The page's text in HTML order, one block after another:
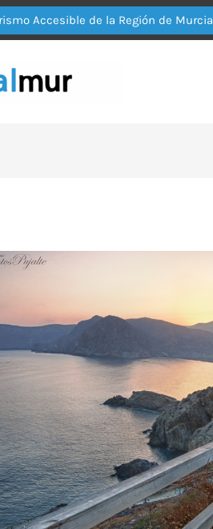
Accesible de la Región de Murcia